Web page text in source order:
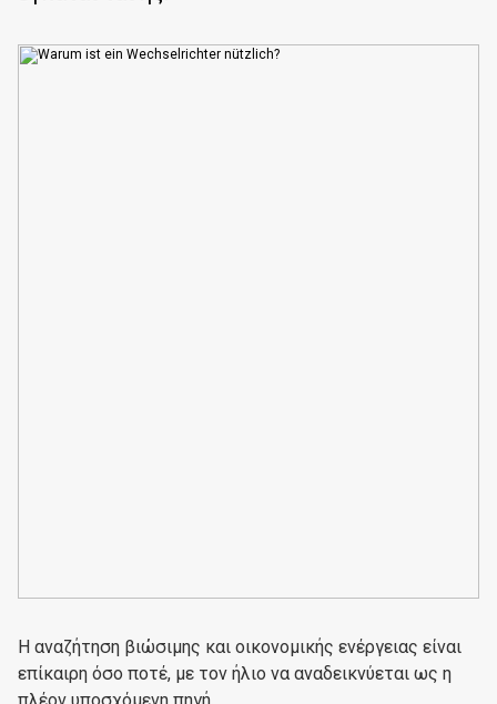
H αναζήτηση βιώσιμης και οικονομικής ενέργειας είναι
επίκαιρη όσο ποτέ, με τον ήλιο να αναδεικνύεται ως η